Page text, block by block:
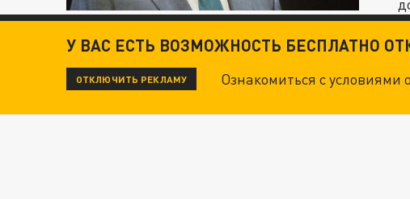
У ВАС ЕСТЬ ВОЗМОЖНОСТЬ БЕСПЛАТНО
ОТКЛЮЧИТЬ РЕКЛАМУ Ознакомиться с